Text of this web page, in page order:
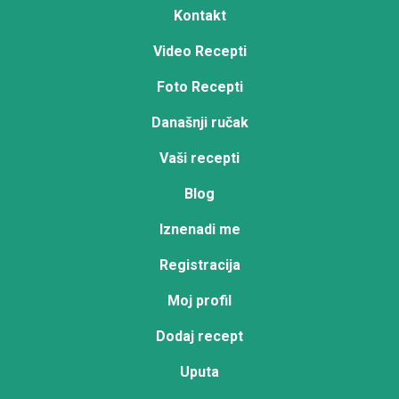
Kontakt
Video Recepti
Foto Recepti
Današnji ručak
Vaši recepti
Blog
Iznenadi me
Registracija
Moj profil
Dodaj recept
Uputa